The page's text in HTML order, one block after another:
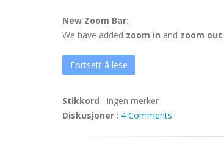
New Zoom Bar:
We have added zoom in and zoom out
Fortsett å lese
Stikkord : Ingen merker
Diskusjoner : 4 Comments